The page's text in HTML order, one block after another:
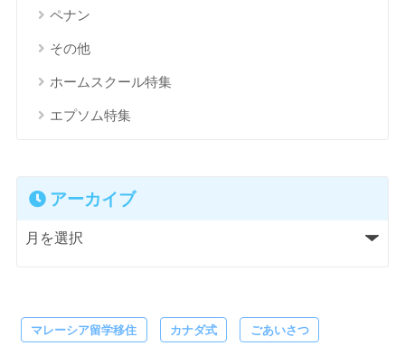
ペナン
その他
ホームスクール特集
エプソム特集
アーカイブ
マレーシア留学移住 カナダ式 ごあいさつ